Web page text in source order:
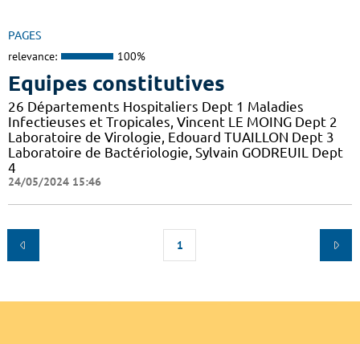
PAGES
relevance: 100%
Equipes constitutives
26 Départements Hospitaliers Dept 1 Maladies
Infectieuses et Tropicales, Vincent LE MOING Dept 2
Laboratoire de Virologie, Edouard TUAILLON Dept 3
Laboratoire de Bactériologie, Sylvain GODREUIL Dept
4
24/05/2024 15:46
1